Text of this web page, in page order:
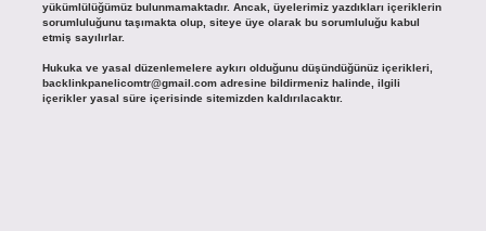
yükümlülüğümüz bulunmamaktadır. Ancak, üyelerimiz yazdıkları içeriklerin
sorumluluğunu taşımakta olup, siteye üye olarak bu sorumluluğu kabul
etmiş sayılırlar.
Hukuka ve yasal düzenlemelere aykırı olduğunu düşündüğünüz içerikleri,
backlinkpanelicomtr@gmail.comadresine bildirmeniz halinde, ilgili
içerikler yasal süre içerisinde sitemizden kaldırılacaktır.